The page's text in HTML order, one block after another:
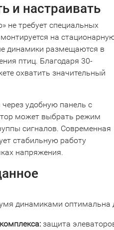
и настраивать
не требует специальных
на
динамики размещаются в
птиц. Благодаря 30-
охватить значительный
удобную панель с
может выбрать режим
сигналов. Современная
стабильную работу
напряжения.
динамиками оптимальна
защита